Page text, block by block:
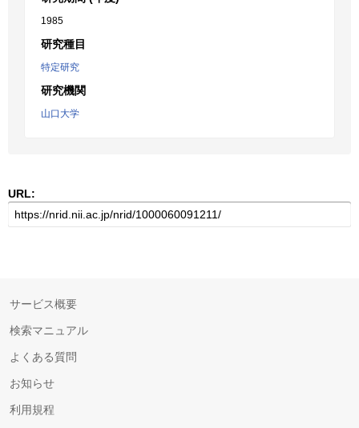
1985
研究種目
特定研究
研究機関
山口大学
URL:
サービス概要
検索マニュアル
よくある質問
お知らせ
利用規程